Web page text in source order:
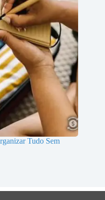
Tudo Sem